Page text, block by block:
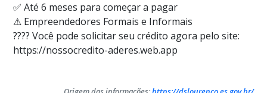
✅ Até 6 meses para começar a pagar
⚠ Empreendedores Formais e Informais
???? Você pode solicitar seu crédito agora pelo site:
https://nossocredito-aderes.web.app